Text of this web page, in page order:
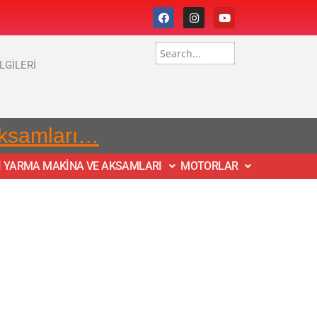
YARMA MAKİNA VE AKSAMLARI MOTORLAR